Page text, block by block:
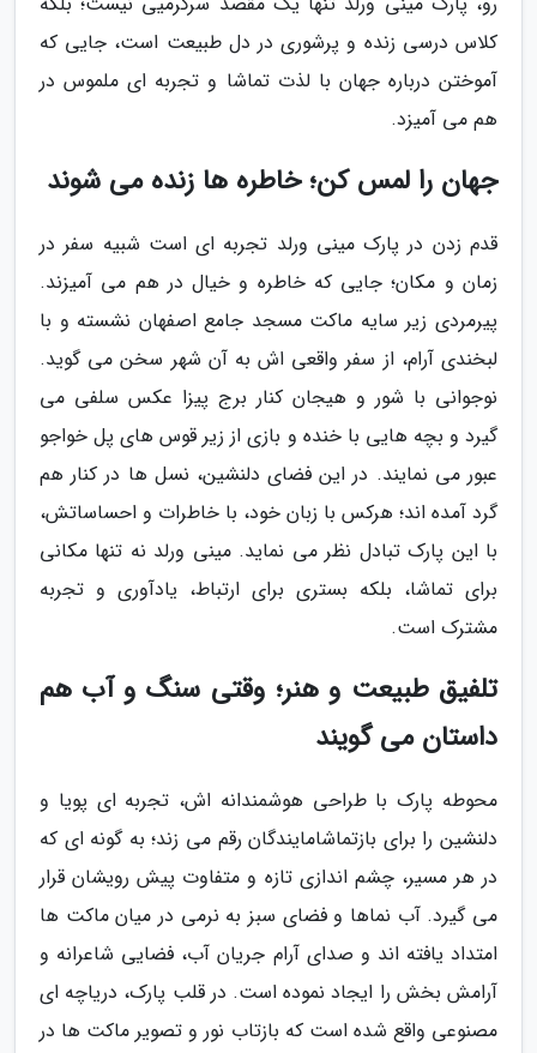
کلاس درسی زنده و پرشوری در دل طبیعت است، جایی که
آموختن درباره جهان با لذت تماشا و تجربه ای ملموس در
هم می آمیزد.
جهان را لمس کن؛ خاطره ها زنده می شوند
قدم زدن در پارک مینی ورلد تجربه ای است شبیه سفر در
زمان و مکان؛ جایی که خاطره و خیال در هم می آمیزند.
پیرمردی زیر سایه ماکت مسجد جامع اصفهان نشسته و با
لبخندی آرام، از سفر واقعی اش به آن شهر سخن می گوید.
نوجوانی با شور و هیجان کنار برج پیزا عکس سلفی می
گیرد و بچه هایی با خنده و بازی از زیر قوس های پل خواجو
عبور می نمایند. در این فضای دلنشین، نسل ها در کنار هم
گرد آمده اند؛ هرکس با زبان خود، با خاطرات و احساساتش،
با این پارک تبادل نظر می نماید. مینی ورلد نه تنها مکانی
برای تماشا، بلکه بستری برای ارتباط، یادآوری و تجربه
مشترک است.
تلفیق طبیعت و هنر؛ وقتی سنگ و آب هم
داستان می گویند
محوطه پارک با طراحی هوشمندانه اش، تجربه ای پویا و
دلنشین را برای بازتماشامایندگان رقم می زند؛ به گونه ای که
در هر مسیر، چشم اندازی تازه و متفاوت پیش رویشان قرار
می گیرد. آب نماها و فضای سبز به نرمی در میان ماکت ها
امتداد یافته اند و صدای آرام جریان آب، فضایی شاعرانه و
آرامش بخش را ایجاد نموده است. در قلب پارک، دریاچه ای
مصنوعی واقع شده است که بازتاب نور و تصویر ماکت ها در